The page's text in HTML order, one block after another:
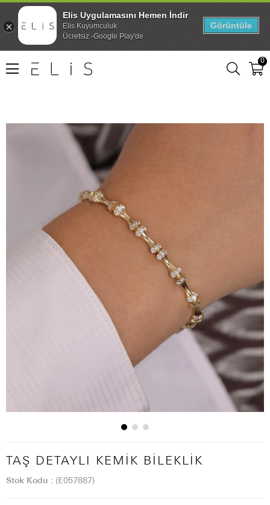
0
TAŞ DETAYLI KEMIK BILEKLIK
Stok Kodu (E057887)
Elis Uygulamasını Hemen İndir
Elis Kuyumculuk
Ücretsiz -Google Play'de
Görüntüle